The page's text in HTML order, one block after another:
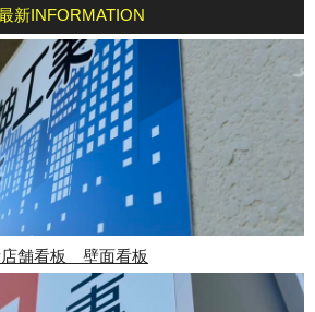
新INFORMATION
舗看板 壁面看板